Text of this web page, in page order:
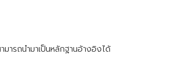
ารถนำมาเป็นหลักฐานอ้างอิงได้